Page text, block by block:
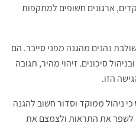
ארגונים חשופים למתקפות
נהנים מהגנה מפני סייבר. הם
סיכונים. זיהוי מהיר, תגובה
הזו.
כי ניהול ממוקד וסדור חשוב להגנה
לשפר את התראות ולצמצם את